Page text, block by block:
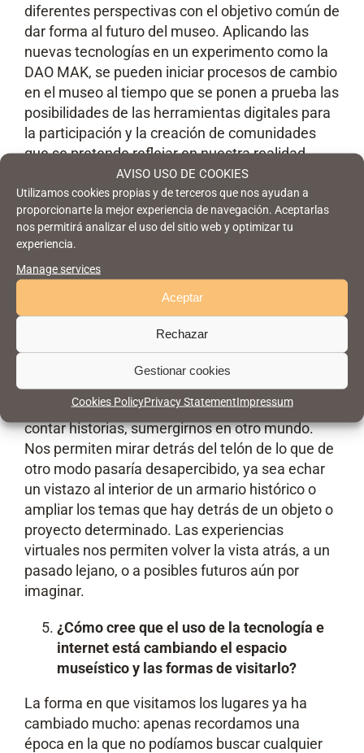
AVISO USO DE COOKIES
Utilizamos cookies propias y de terceros que nos ayudan a
proporcionarte la mejor experiencia de navegación. Aceptarlas
nos permitirá analizar el uso del sitio web y optimizar tu
experiencia.
Manage services
Aceptar
Rechazar
Gestionar cookies
Cookies PolicyPrivacy StatementImpressum
diferentes perspectivas con el objetivo común de
dar forma al futuro del museo. Aplicando las
nuevas tecnologías en un experimento como la
DAO MAK, se pueden iniciar procesos de cambio
en el museo al tiempo que se ponen a prueba las
posibilidades de las herramientas digitales para
la participación y la creación de comunidades
que se pretende reflejar en nuestra realidad
¿Cuál crees que es el futuro de las
experiencias virtuales?
Las experiencias virtuales pueden mejorar y
maneras, ya sea en nuestro lugar de trabajo o en
nuestra vida privada. La Realidad Virtual y la
herramientas para mejorar el espacio físico de
museos e instituciones culturales. Las
experiencias virtuales pueden utilizarse para
contar historias, sumergirnos en otro mundo.
Nos permiten mirar detrás del telón de lo que de
otro modo pasaría desapercibido, ya sea echar
un vistazo al interior de un armario histórico o
ampliar los temas que hay detrás de un objeto o
proyecto determinado. Las experiencias
virtuales nos permiten volver la vista atrás, a un
pasado lejano, o a posibles futuros aún por
imaginar.
¿Cómo cree que el uso de la tecnología e
internet está cambiando el espacio
museístico y las formas de visitarlo?
La forma en que visitamos los lugares ya ha
cambiado mucho: apenas recordamos una
época en la que no podíamos buscar cualquier